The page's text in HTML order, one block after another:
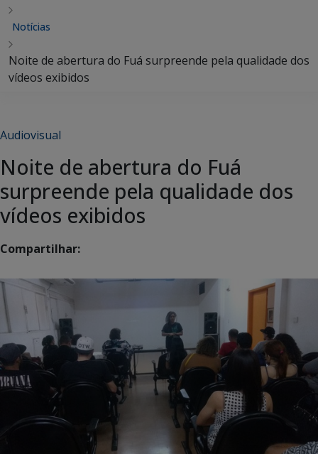
Notícias
Noite de abertura do Fuá surpreende pela qualidade dos
vídeos exibidos
Audiovisual
Noite de abertura do Fuá
surpreende pela qualidade dos
vídeos exibidos
Compartilhar: